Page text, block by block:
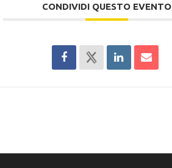
CONDIVIDI QUESTO EVENTO